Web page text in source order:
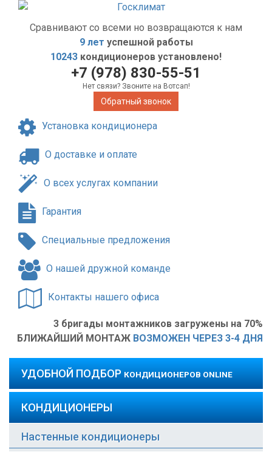
Сравнивают со всеми но возвращаются к нам
9 лет успешной работы
10243 кондиционеров установлено!
+7 (978) 830-55-51
Нет связи? Звоните на Вотсап!
Обратный звонок
Установка кондиционера
О доставке и оплате
О всех услугах компании
Гарантия
Специальные предложения
О нашей дружной команде
Контакты нашего офиса
3 бригады монтажников загружены на 70%
БЛИЖАЙШИЙ МОНТАЖ ВОЗМОЖЕН ЧЕРЕЗ 3-4 ДНЯ
УДОБНОЙ ПОДБОР КОНДИЦИОНЕРОВ ONLINE
КОНДИЦИОНЕРЫ
Настенные кондиционеры